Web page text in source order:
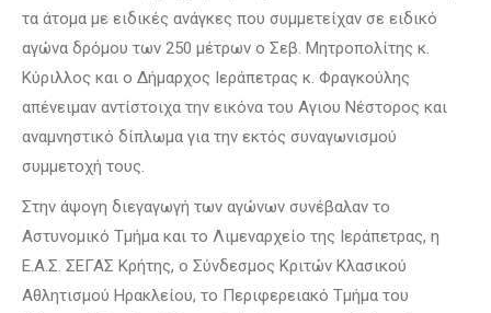
τα άτομα με ειδικές ανάγκες που συμμετείχαν σε ειδικό
αγώνα δρόμου των 250 μέτρων ο Σεβ. Μητροπολίτης κ.
Κύριλλος και ο Δήμαρχος Ιεράπετρας κ. Φραγκούλης
απένειμαν αντίστοιχα την εικόνα του Αγιου Νέστορος και
αναμνηστικό δίπλωμα για την εκτός συναγωνισμού
συμμετοχή τους.
Στην άψογη διεγαγωγή των αγώνων συνέβαλαν το
Αστυνομικό Τμήμα και το Λιμεναρχείο της Ιεράπετρας, η
Ε.Α.Σ. ΣΕΓΑΣ Κρήτης, ο Σύνδεσμος Κριτών Κλασικού
Αθλητισμού Ηρακλείου, το Περιφερειακό Τμήμα του